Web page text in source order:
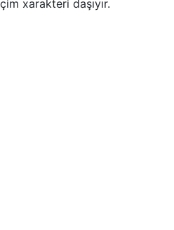
xarakteri daşıyır.